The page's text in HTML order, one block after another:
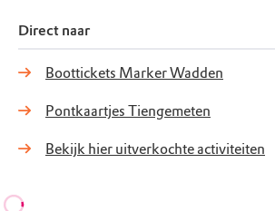
Direct naar
Boottickets Marker Wadden
Pontkaartjes Tiengemeten
Bekijk hier uitverkochte activiteiten